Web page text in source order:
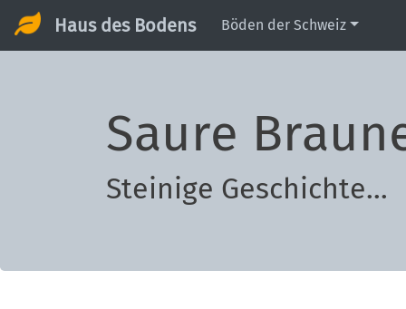
Haus des Bodens Böden der Schweiz
Saure
Steinige Geschichte...